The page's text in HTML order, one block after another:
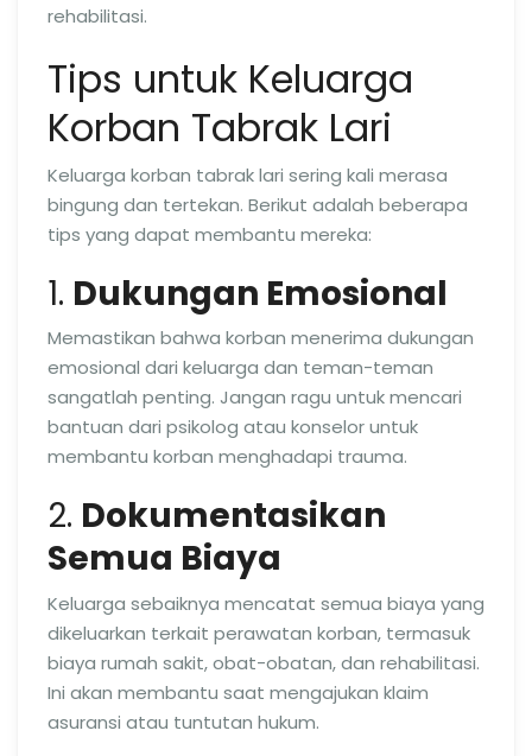
rehabilitasi.
Tips untuk Keluarga
Korban Tabrak Lari
Keluarga korban tabrak lari sering kali merasa
bingung dan tertekan. Berikut adalah beberapa
tips yang dapat membantu mereka:
1. Dukungan Emosional
Memastikan bahwa korban menerima dukungan
emosional dari keluarga dan teman-teman
sangatlah penting. Jangan ragu untuk mencari
bantuan dari psikolog atau konselor untuk
membantu korban menghadapi trauma.
2. Dokumentasikan
Semua Biaya
Keluarga sebaiknya mencatat semua biaya yang
dikeluarkan terkait perawatan korban, termasuk
biaya rumah sakit, obat-obatan, dan rehabilitasi.
Ini akan membantu saat mengajukan klaim
asuransi atau tuntutan hukum.